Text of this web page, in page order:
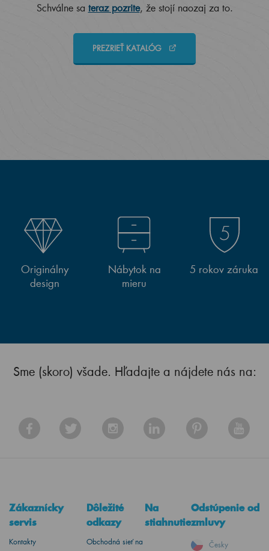
Schválne sa teraz pozrite, že stojí naozaj za to.
PREZRIEŤ KATALÓG
Originálny
design
Nábytok na
mieru
5 rokov záruka
Sme (skoro) všade. Hľadajte a nájdete nás na:
Zákaznícky
servis
Kontakty
Dôležité
odkazy
Obchodná sieť na
Na
stiahnutie
Odstúpenie od
zmluvy
Česky